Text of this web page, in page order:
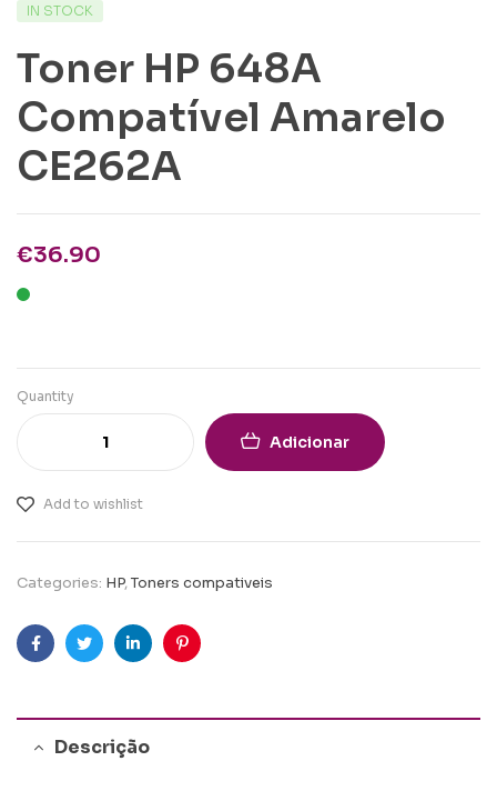
IN STOCK
Toner HP 648A
Compatível Amarelo
CE262A
€36.90
Quantity
Adicionar
Add to wishlist
Categories: HP,Toners compativeis
FacebookTwitterLinkedinPinterest
Descrição